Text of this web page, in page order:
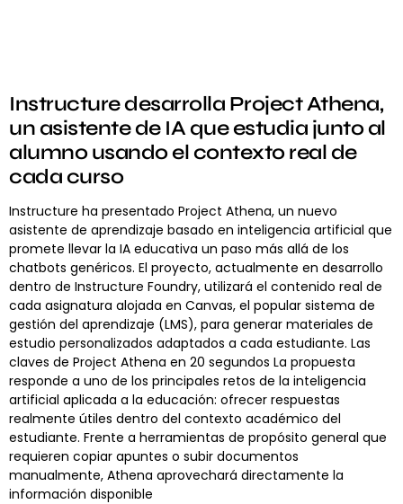
Instructure desarrolla Project Athena,
un asistente de IA que estudia junto al
alumno usando el contexto real de
cada curso
Instructure ha presentado Project Athena, un nuevo
asistente de aprendizaje basado en inteligencia artificial que
promete llevar la IA educativa un paso más allá de los
chatbots genéricos. El proyecto, actualmente en desarrollo
dentro de Instructure Foundry, utilizará el contenido real de
cada asignatura alojada en Canvas, el popular sistema de
gestión del aprendizaje (LMS), para generar materiales de
estudio personalizados adaptados a cada estudiante. Las
claves de Project Athena en 20 segundos La propuesta
responde a uno de los principales retos de la inteligencia
artificial aplicada a la educación: ofrecer respuestas
realmente útiles dentro del contexto académico del
estudiante. Frente a herramientas de propósito general que
requieren copiar apuntes o subir documentos
manualmente, Athena aprovechará directamente la
información disponible